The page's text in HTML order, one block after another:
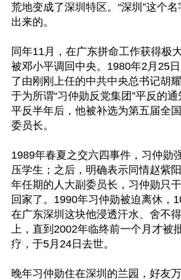
荒地变成了深圳特区。“深圳”这个
出来的。
同年11月，在广东拼命工作获得极
被邓小平调回中央。1980年2月25
了由刚刚上任的中共中央总书记胡
于为所谓“习仲勋反党集团”平反的
平反半年后，他被补选为第五届全
委员长。
1989年春夏之交六四事件，习仲勋
压学生；之后，明确表示同情赵紫
年任期的人大副委员长，习仲勋只
回家了。1990年习仲勋被迫离休，
在广东深圳这块他浸透汗水、舍不
上，直到2002年临终前一个月才被
疗，于5月24日去世。
晚年习仲勋住在深圳的兰园，好友